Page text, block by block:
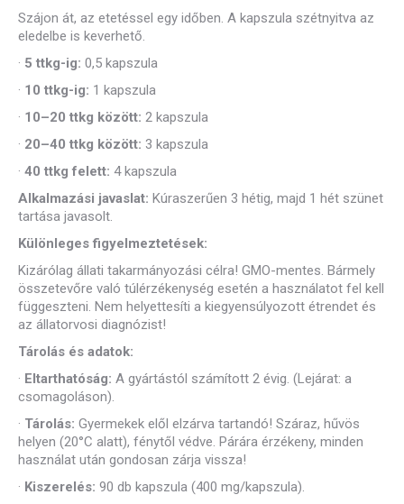
Szájon át, az etetéssel egy időben. A kapszula szétnyitva az
eledelbe is keverhető.
· 5 ttkg-ig: 0,5 kapszula
· 10 ttkg-ig: 1 kapszula
· 10–20 ttkg között: 2 kapszula
· 20–40 ttkg között: 3 kapszula
· 40 ttkg felett: 4 kapszula
Alkalmazási javaslat: Kúraszerűen 3 hétig, majd 1 hét szünet
tartása javasolt.
Különleges figyelmeztetések:
Kizárólag állati takarmányozási célra! GMO-mentes. Bármely
összetevőre való túlérzékenység esetén a használatot fel kell
függeszteni. Nem helyettesíti a kiegyensúlyozott étrendet és
az állatorvosi diagnózist!
Tárolás és adatok:
· Eltarthatóság: A gyártástól számított 2 évig. (Lejárat: a
csomagoláson).
· Tárolás: Gyermekek elől elzárva tartandó! Száraz, hűvös
helyen (20°C alatt), fénytől védve. Párára érzékeny, minden
használat után gondosan zárja vissza!
· Kiszerelés: 90 db kapszula (400 mg/kapszula).